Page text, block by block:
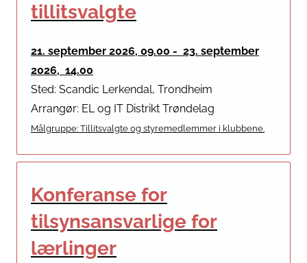
tillitsvalgte
21. september 2026, 09.00 - 23. september
2026, 14.00
Sted: Scandic Lerkendal, Trondheim
Arrangør: EL og IT Distrikt Trøndelag
Målgruppe: Tillitsvalgte og styremedlemmer i klubbene.
Konferanse for
tilsynsansvarlige for
lærlinger